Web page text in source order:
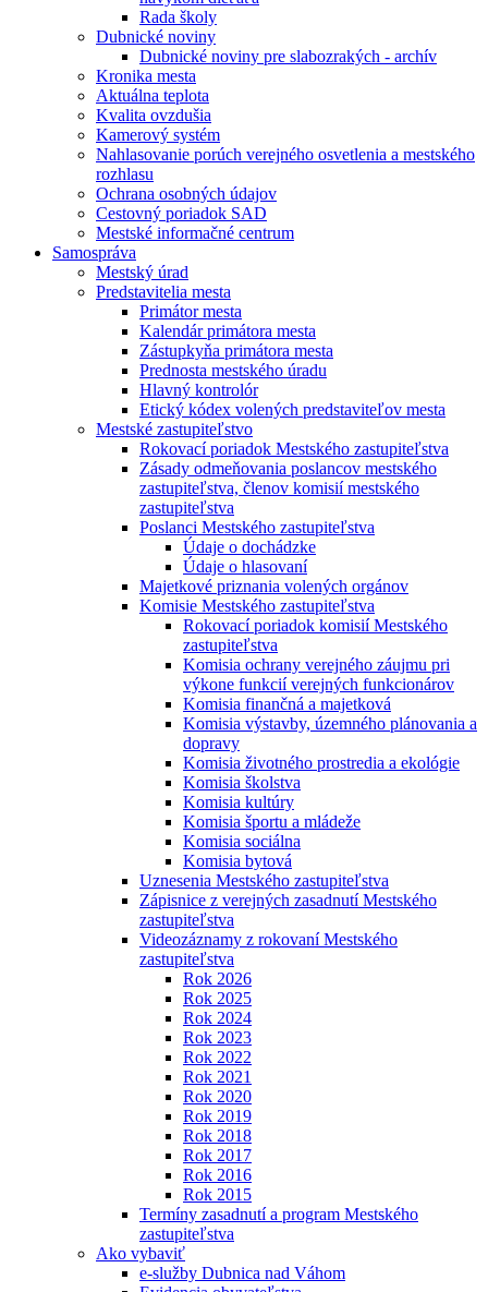
Rada školy
Dubnické noviny
Dubnické noviny pre slabozrakých - archív
Kronika mesta
Aktuálna teplota
Kvalita ovzdušia
Kamerový systém
Nahlasovanie porúch verejného osvetlenia a mestského
rozhlasu
Ochrana osobných údajov
Cestovný poriadok SAD
Mestské informačné centrum
Samospráva
Mestský úrad
Predstavitelia mesta
Primátor mesta
Kalendár primátora mesta
Zástupkyňa primátora mesta
Prednosta mestského úradu
Hlavný kontrolór
Etický kódex volených predstaviteľov mesta
Mestské zastupiteľstvo
Rokovací poriadok Mestského zastupiteľstva
Zásady odmeňovania poslancov mestského
zastupiteľstva, členov komisií mestského
zastupiteľstva
Poslanci Mestského zastupiteľstva
Údaje o dochádzke
Údaje o hlasovaní
Majetkové priznania volených orgánov
Komisie Mestského zastupiteľstva
Rokovací poriadok komisií Mestského
zastupiteľstva
Komisia ochrany verejného záujmu pri
výkone funkcií verejných funkcionárov
Komisia finančná a majetková
Komisia výstavby, územného plánovania a
dopravy
Komisia životného prostredia a ekológie
Komisia školstva
Komisia kultúry
Komisia športu a mládeže
Komisia sociálna
Komisia bytová
Uznesenia Mestského zastupiteľstva
Zápisnice z verejných zasadnutí Mestského
zastupiteľstva
Videozáznamy z rokovaní Mestského
zastupiteľstva
Rok 2026
Rok 2025
Rok 2024
Rok 2023
Rok 2022
Rok 2021
Rok 2020
Rok 2019
Rok 2018
Rok 2017
Rok 2016
Rok 2015
Termíny zasadnutí a program Mestského
zastupiteľstva
Ako vybaviť
e-služby Dubnica nad Váhom